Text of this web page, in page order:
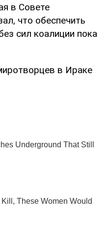
в Совете
что обеспечить
сил коалиции пока
в Ираке